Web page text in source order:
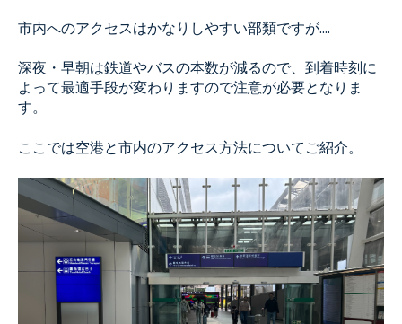
市内へのアクセスはかなりしやすい部類ですが....
深夜・早朝は鉄道やバスの本数が減るので、到着時刻に
よって最適手段が変わりますので注意が必要となりま
す。
ここでは空港と市内のアクセス方法についてご紹介。